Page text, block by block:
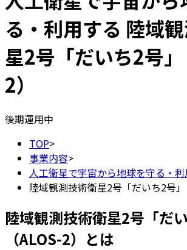
る・利用する 陸域
星2号「だいち2号
2）
後期運用中
TOP>
事業内容>
人工衛星で宇宙から地球を守る・利
陸域観測技術衛星2号「だいち2号」
陸域観測技術衛星2号「だい
（ALOS-2）とは